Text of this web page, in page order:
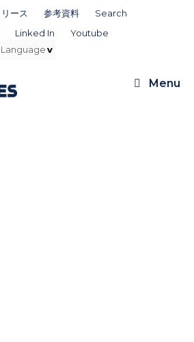
ース 参考資料
Search
Linked In Youtube
Menu